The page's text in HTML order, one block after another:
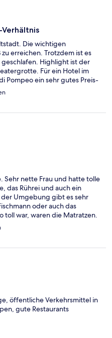
Die wichtigen
erreichen. Trotzdem ist es
Highlight ist der
Für ein Hotel im
Pompeo ein sehr gutes Preis-
zufrieden und
Einen Stern Abzug gab es,
unseres Aufenthalts
Bad
den guten
Sehr nette Frau und hatte tolle
das Rührei und auch ein
Umgebung gibt es sehr
oder auch das
toll war, waren die Matratzen.
Alles andere top und ich
öffentliche Verkehrsmittel in
gute Restaurants